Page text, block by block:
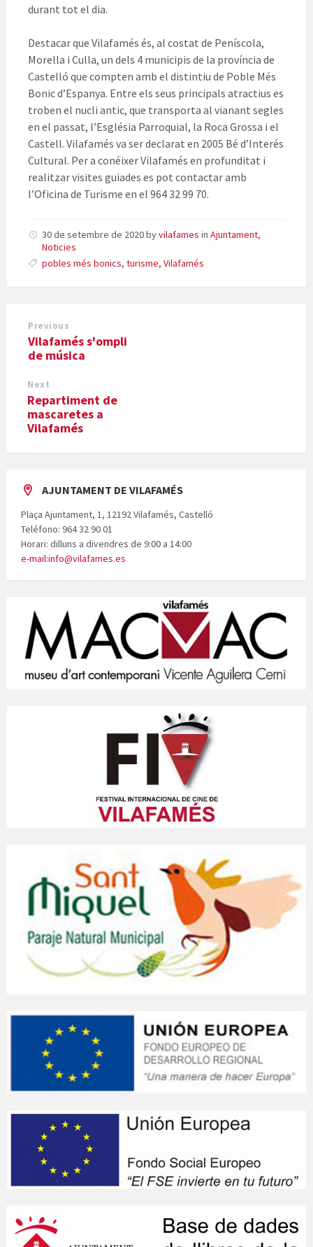
durant tot el dia.
Destacar que Vilafamés és, al costat de Peníscola,
Morella i Culla, un dels 4 municipis de la província de
Castelló que compten amb el distintiu de Poble Més
Bonic d’Espanya. Entre els seus principals atractius es
troben el nucli antic, que transporta al vianant segles
en el passat, l’Església Parroquial, la Roca Grossa i el
Castell. Vilafamés va ser declarat en 2005 Bé d’Interés
Cultural. Per a conéixer Vilafamés en profunditat i
realitzar visites guiades es pot contactar amb
l’Oficina de Turisme en el 964 32 99 70.
30 de setembre de 2020byvilafames in Ajuntament,
Noticies
pobles més bonics, turisme, Vilafamés
Previous
Vilafamés s'ompli
de música
Next
Repartiment de
mascaretes a
Vilafamés
AJUNTAMENT DE VILAFAMÉS
Plaça Ajuntament, 1, 12192 Vilafamés, Castelló
Teléfono: 964 32 90 01
Horari: dilluns a divendres de 9:00 a 14:00
e-mail:info@vilafames.es